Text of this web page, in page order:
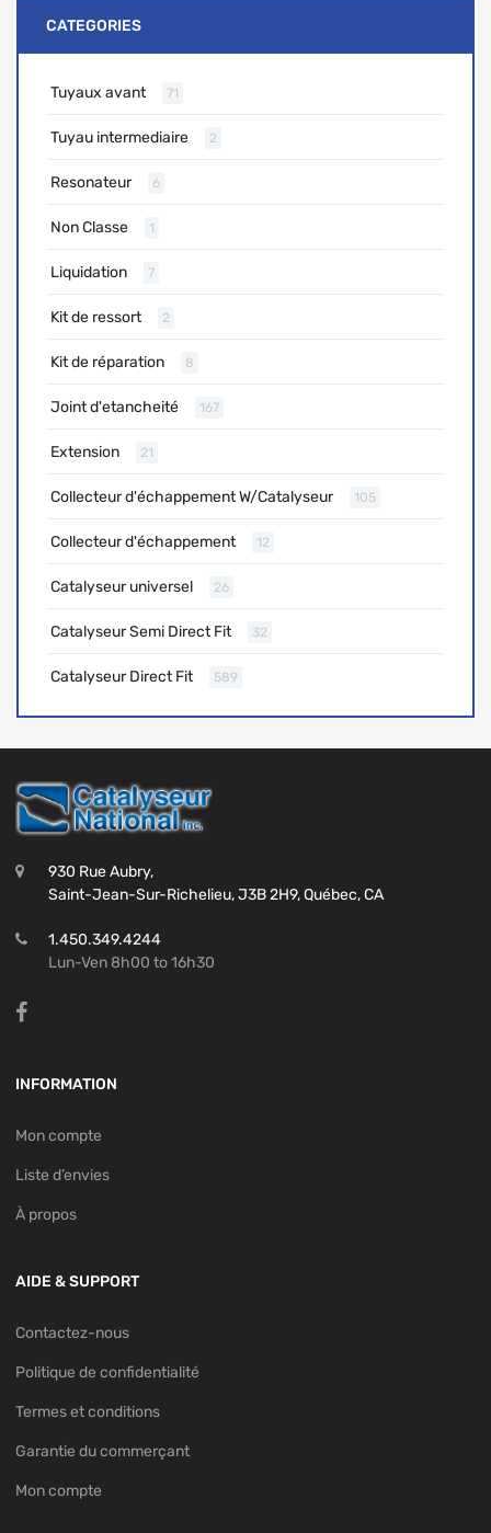
CATEGORIES
Tuyaux avant 71
Tuyau intermediaire 2
Resonateur 6
Non Classe 1
Liquidation 7
Kit de ressort 2
Kit de réparation 8
Joint d'etancheité 167
Extension 21
Collecteur d'échappement W/Catalyseur 105
Collecteur d'échappement 12
Catalyseur universel 26
Catalyseur Semi Direct Fit 32
Catalyseur Direct Fit 589
930 Rue Aubry,
Saint-Jean-Sur-Richelieu, J3B 2H9, Québec, CA
1.450.349.4244
Lun-Ven 8h00 to 16h30
INFORMATION
Mon compte
Liste d’envies
À propos
AIDE & SUPPORT
Contactez-nous
Politique de confidentialité
Termes et conditions
Garantie du commerçant
Mon compte